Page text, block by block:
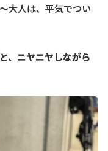
大人は、平気でつい
、ニヤニヤしながら